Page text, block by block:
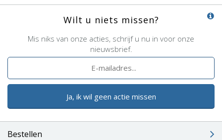
Wilt u niets missen?
Mis niks van onze acties, schrijf u nu in voor onze
nieuwsbrief.
Ja, ik wil geen actie missen
Bestellen